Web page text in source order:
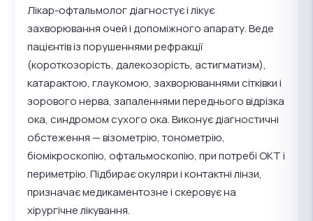
Лікар-офтальмолог діагностує і лікує
захворювання очей і допоміжного апарату. Веде
пацієнтів із порушеннями рефракції
(короткозорість, далекозорість, астигматизм),
катарактою, глаукомою, захворюваннями сітківки і
зорового нерва, запаленнями переднього відрізка
ока, синдромом сухого ока. Виконує діагностичні
обстеження — візометрію, тонометрію,
біомікроскопію, офтальмоскопію, при потребі ОКТ і
периметрію. Підбирає окуляри і контактні лінзи,
призначає медикаментозне і скеровує на
хірургічне лікування.